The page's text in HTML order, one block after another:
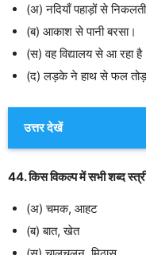
(अ) नदियाँ पहाड़ों से
(ब) आकाश से पानी बरसा।
(स) वह विद्यालय से आ रहा
(द) लड़के ने हाथ से फल
उत्तर देखें
44. किस विकल्प में सभी शब्द
(अ) चमक, आहट
(ब) बात, खेत